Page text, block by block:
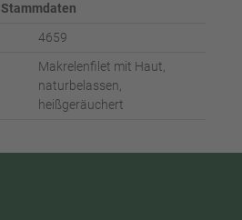
Stammdaten
4659
Makrelenfilet mit Haut,
naturbelassen,
heißgeräuchert